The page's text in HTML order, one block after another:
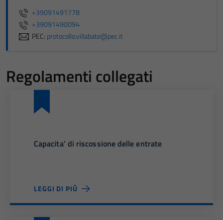
+39091491778
+39091490094
PEC: protocollo.villabate@pec.it
Regolamenti collegati
Capacita’ di riscossione delle entrate
LEGGI DI PIÙ